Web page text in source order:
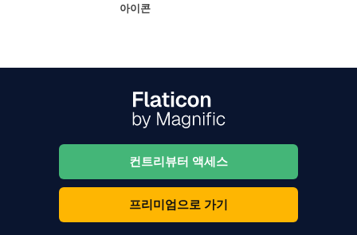
아이콘
컨트리뷰터 액세스
프리미엄으로 가기